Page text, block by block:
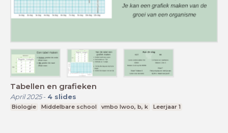
Tabellen en grafieken
April 2025- 4 slides
Biologie Middelbare school vmbo lwoo, b, k Leerjaar 1